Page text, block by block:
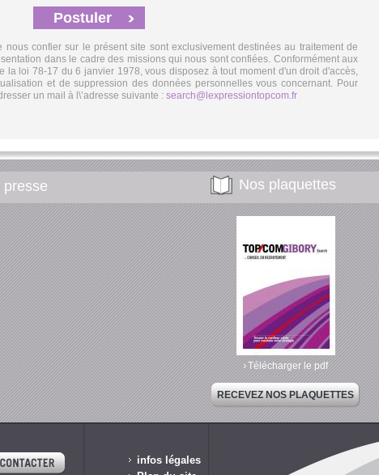
confier sur le présent site sont exclusivement destinées au traitement de
dans le cadre des missions qui nous sont confiées. Conformément aux
la loi 78-17 du 6 janvier 1978, vous disposez à tout moment d'un droit d'accès,
et de suppression des données personnelles vous concernant. Pour
un mail à l\’adresse suivante : search@lexpressiontopcom.fr
presse Nos plaquettes
Télécharger le pdf
RECEVEZ NOS PLAQUETTES
infos légales